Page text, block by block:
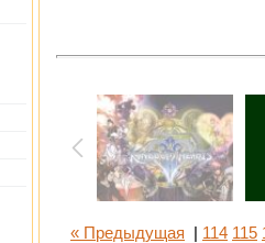
« Предыдущая 114 115